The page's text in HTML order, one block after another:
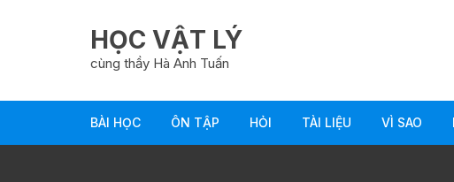
HỌC VẬT LÝ
cùng thầy Hà Anh Tuấn
BÀI HỌC ÔN TẬP HỎI TÀI LIỆU VÌ SAO